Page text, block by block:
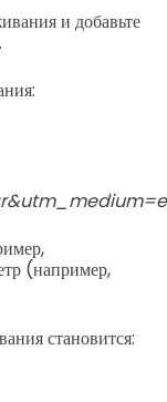
и добавьте
(например,
становится: